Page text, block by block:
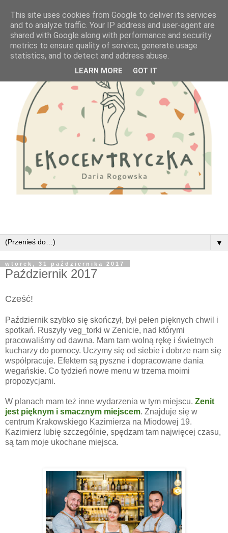
▼
wtorek, 31 października 2017
Październik 2017
Cześć!
Październik szybko się skończył, był pełen pięknych chwil i
spotkań. Ruszyły veg_torki w Zenicie, nad którymi
pracowaliśmy od dawna. Mam tam wolną rękę i świetnych
kucharzy do pomocy. Uczymy się od siebie i dobrze nam się
współpracuje. Efektem są pyszne i dopracowane dania
wegańskie. Co tydzień nowe menu w trzema moimi
propozycjami.
W planach mam też inne wydarzenia w tym miejscu. Zenit
jest pięknym i smacznym miejscem. Znajduje się w
centrum Krakowskiego Kazimierza na Miodowej 19.
Kazimierz lubię szczególnie, spędzam tam najwięcej czasu,
są tam moje ukochane miejsca.
This site uses cookies from Google to deliver its services
and to analyze traffic. Your IP address and user-agent are
shared with Google along with performance and security
metrics to ensure quality of service, generate usage
statistics, and to detect and address abuse.
LEARN MORE GOT IT